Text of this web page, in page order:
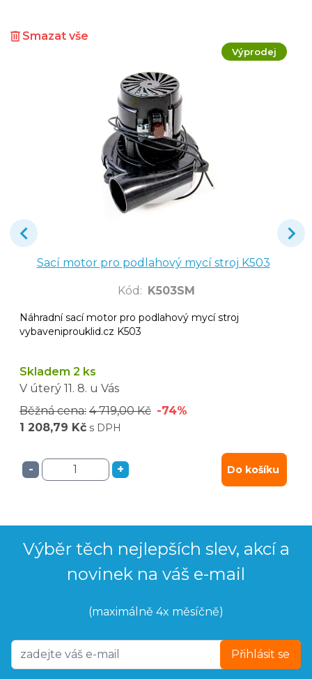
Smazat vše
Výprodej
Sací motor pro podlahový mycí stroj K503
Kód : K503SM
Náhradní sací motor pro podlahový mycí stroj
vybaveniprouklid.cz K503
Skladem 2 ks
V úterý 11. 8. u Vás
Běžná cena: 4 719,00 Kč -74%
1 208,79 Kč s DPH
- + Do košíku
Výběr těch nejlepších slev, akcí a
novinek na váš e-mail
(maximálně 4x měsíčně)
Přihlásit se